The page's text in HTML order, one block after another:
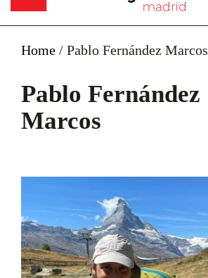
Home / Pablo Fernández Marcos
Pablo Fernández
Marcos